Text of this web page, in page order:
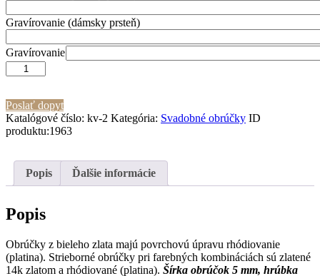
Gravírovanie (dámsky prsteň)
Gravírovanie
množstvo
Obrúčky
2
Poslať dopyt
Katalógové číslo: kv-2 Kategória: Svadobné obrúčky ID
produktu:1963
Popis Ďalšie informácie
Popis
Obrúčky z bieleho zlata majú povrchovú úpravu rhódiovanie
(platina). Strieborné obrúčky pri farebných kombináciách sú zlatené
14k zlatom a rhódiované (platina). Šírka obrúčok 5 mm, hrúbka